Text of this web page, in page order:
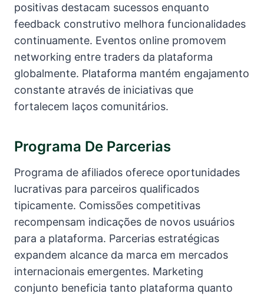
positivas destacam sucessos enquanto
feedback construtivo melhora funcionalidades
continuamente. Eventos online promovem
networking entre traders da plataforma
globalmente. Plataforma mantém engajamento
constante através de iniciativas que
fortalecem laços comunitários.
Programa De Parcerias
Programa de afiliados oferece oportunidades
lucrativas para parceiros qualificados
tipicamente. Comissões competitivas
recompensam indicações de novos usuários
para a plataforma. Parcerias estratégicas
expandem alcance da marca em mercados
internacionais emergentes. Marketing
conjunto beneficia tanto plataforma quanto